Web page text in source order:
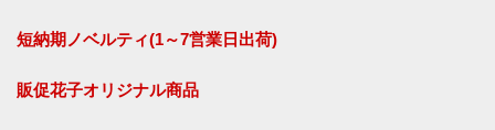
短納期ノベルティ(1～7営業日出荷)
販促花子オリジナル商品